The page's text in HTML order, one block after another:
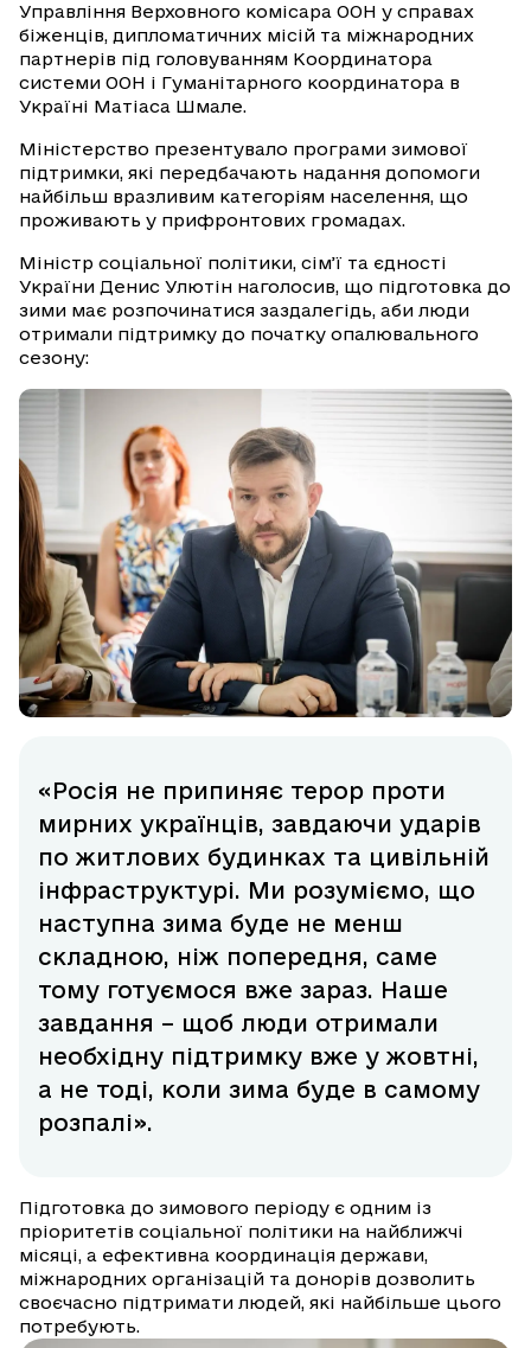
Управління Верховного комісара ООН у справах
біженців, дипломатичних місій та міжнародних
партнерів під головуванням Координатора
системи ООН і Гуманітарного координатора в
Україні Матіаса Шмале.
Міністерство презентувало програми зимової
підтримки, які передбачають надання допомоги
найбільш вразливим категоріям населення, що
проживають у прифронтових громадах.
Міністр соціальної політики, сім’ї та єдності
України Денис Улютін наголосив, що підготовка до
зими має розпочинатися заздалегідь, аби люди
отримали підтримку до початку опалювального
сезону:
«Росія не припиняє терор проти
мирних українців, завдаючи ударів
по житлових будинках та цивільній
інфраструктурі. Ми розуміємо, що
наступна зима буде не менш
складною, ніж попередня, саме
тому готуємося вже зараз. Наше
завдання – щоб люди отримали
необхідну підтримку вже у жовтні,
а не тоді, коли зима буде в самому
розпалі».
Підготовка до зимового періоду є одним із
пріоритетів соціальної політики на найближчі
місяці, а ефективна координація держави,
міжнародних організацій та донорів дозволить
своєчасно підтримати людей, які найбільше цього
потребують.